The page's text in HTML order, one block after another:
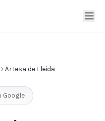
Artesa de Lleida
Google